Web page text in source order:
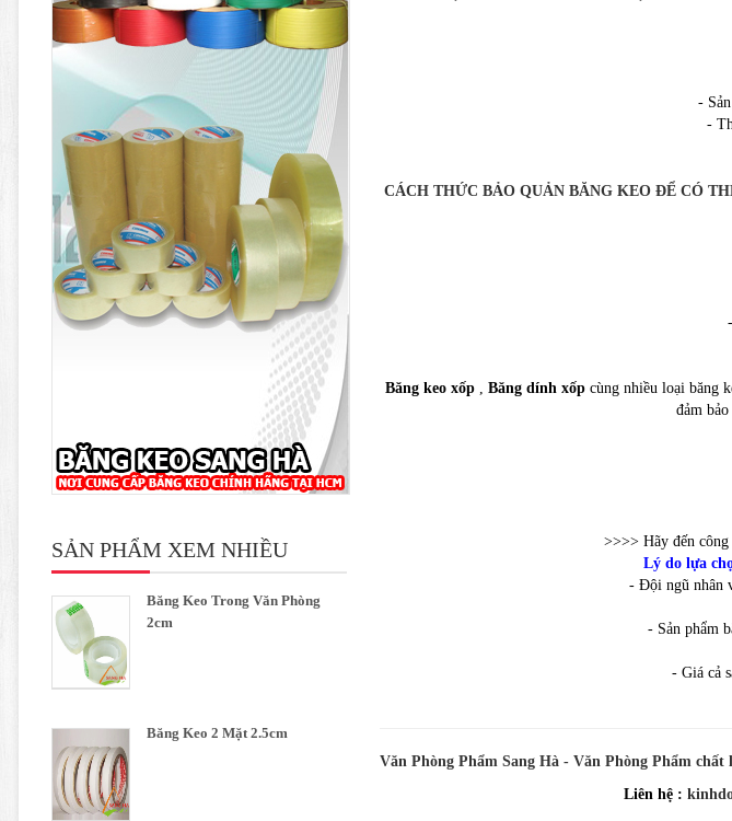
SẢN PHẨM XEM NHIỀU
Băng Keo Trong Văn Phòng
2cm
Băng Keo 2 Mặt 2.5cm
-
-
CÁCH THỨC BẢO QUẢN BĂNG KEO ĐỂ CÓ
Băng keo xốp , Băng dính xốp cùng nhiều loại băng
đảm
>>>> Hãy đến
Lý do lựa
- Đội ngũ nhân
- Sản phẩm
- Giá cả
Văn Phòng Phẩm Sang Hà - Văn Phòng Phẩm
Liên hệ :